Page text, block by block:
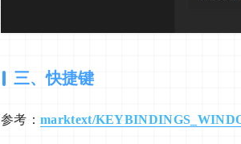
三、快捷键
参考： marktext/